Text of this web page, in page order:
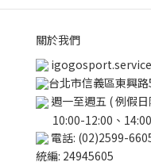
關於我們
台北市信義區東興
週一至週五 ( 例假
10:00-12:00、
電話: (02)2599-
統編: 24945605